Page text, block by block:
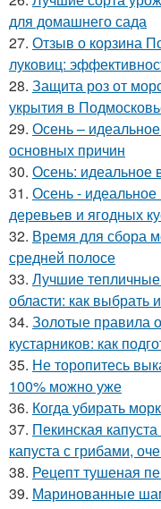
для домашнего сада
27. Отзыв о корзина
луковиц:
28. Защита роз от
укрытия в
29. Осень –
основных причин
30. Осень: идеальное
31. Осень -
деревьев и ягодных
32. Время для сбора
средней полосе
33. Лучшие тепличные
области: как выбрать
34. Золотые правила
кустарников: как
35. Не торопитесь
100% можно уже
36. Когда убирать
37. Пекинская
капуста с грибами,
38. Рецепт тушеная
39. Маринованные